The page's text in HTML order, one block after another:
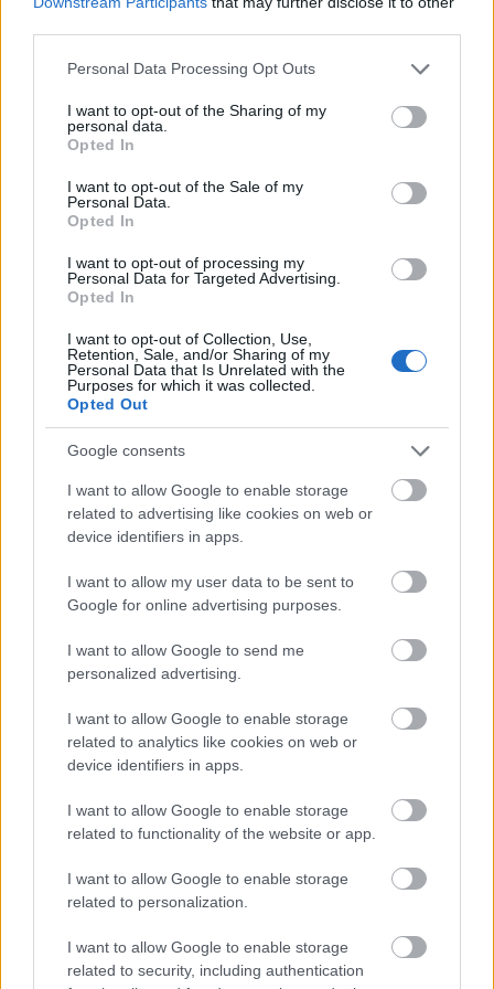
Please note that this website/app uses one or more Google
not limited to your visit or usage behaviour. You may click to
grant or deny consent to Google and its third-party tags to
use your data for below specified purposes in below Google
consent section.
Personal Data Processing Opt Outs
I want to opt-out of the Sharing of my
personal data.
Opted In
I want to opt-out of the Sale of my
Personal Data.
Opted In
I want to opt-out of processing my
Personal Data for Targeted Advertising.
Opted In
I want to opt-out of Collection, Use,
Retention, Sale, and/or Sharing of my
Personal Data that Is Unrelated with the
Purposes for which it was collected.
Opted Out
Google consents
I want to allow Google to enable storage
related to advertising like cookies on web or
device identifiers in apps.
I want to allow my user data to be sent to
Google for online advertising purposes.
I want to allow Google to send me
personalized advertising.
I want to allow Google to enable storage
related to analytics like cookies on web or
device identifiers in apps.
I want to allow Google to enable storage
related to functionality of the website or app.
I want to allow Google to enable storage
related to personalization.
I want to allow Google to enable storage
related to security, including authentication
Heikkinen kertoo fiiliksen olevan kauden
kynnyksellä ”epäluottavainen” mutta
positiivinen tarkoittaen normaalia jännitystä
uuden kauden koittaessa.
Oloksen ladut ovat aiheuttaneet jonkin verran
mietityttää ainakin Sami Jauhojärveä.
– Jos huomenna lähtee ykkösparilla liikkeelle, se
on entinen ykköspari. Toisaalta vitosparilla on
ulkona maailmancupin kilpailusta, sanoo
Jauhojärvi.
Viikonloppuna jaossa maailmancupin
paikkoja
Oloksen kilpailut ovat näyttöpaikka alkutalven
maailmancupeihin. Norjaan Suomi lähtee 5 + 5
Rukan maailmancupissa suomalaishiihtäjille on
jaossa 13 + 13 starttipaikkaa.
– Mikäli paikka ei aukea vielä Norjaan, on
kahden viikon päästä uusi tilaisuus, sanoo
henkiset joukkueet. Joukkueeseen päästäkseen
urheilijalla on oltava edellytykset hiihtää koko